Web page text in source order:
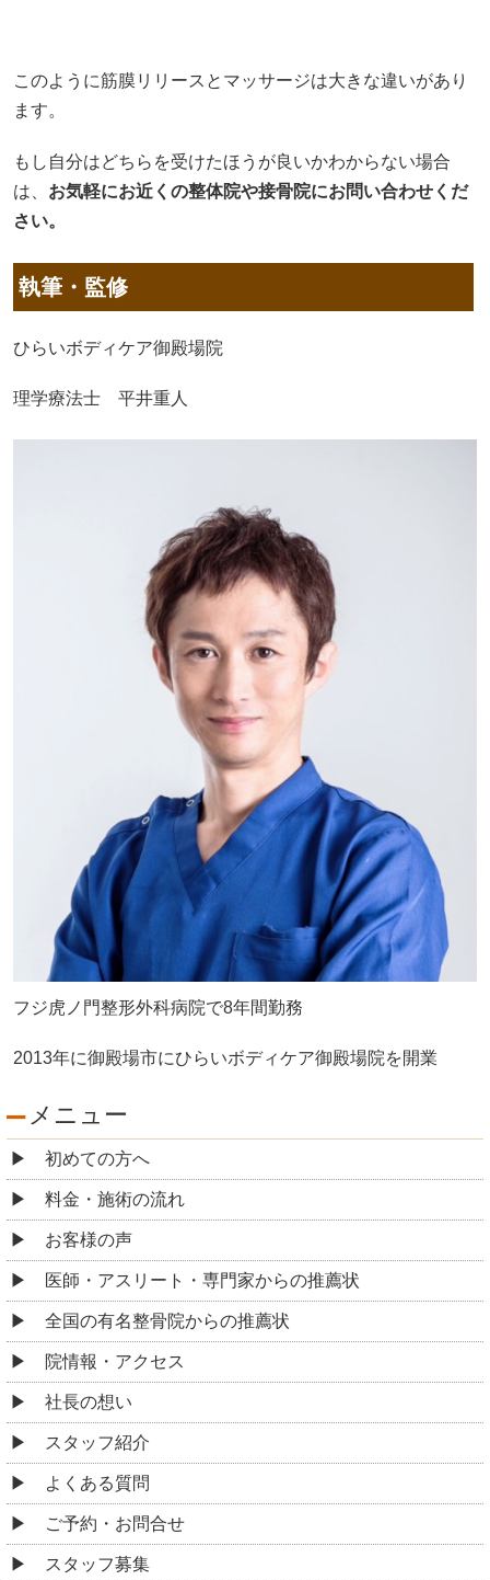
このように筋膜リリースとマッサージは大きな違いがあり
ます。
もし自分はどちらを受けたほうが良いかわからない場合
は、 お気軽にお近くの整体院や接骨院にお問い合わせくだ
さい。
執筆・監修
ひらいボディケア御殿場院
理学療法士 平井重人
フジ虎ノ門整形外科病院で8年間勤務
2013年に御殿場市にひらいボディケア御殿場院を開業
メニュー
初めての方へ
料金・施術の流れ
お客様の声
医師・アスリート・専門家からの推薦状
全国の有名整骨院からの推薦状
院情報・アクセス
社長の想い
スタッフ紹介
よくある質問
ご予約・お問合せ
スタッフ募集